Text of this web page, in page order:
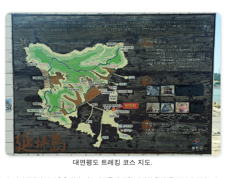
대연평도 트레킹 코스 지도.